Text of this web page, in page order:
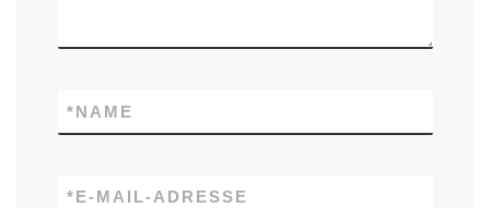
NAME
*
E-MAIL-ADRESSE
*